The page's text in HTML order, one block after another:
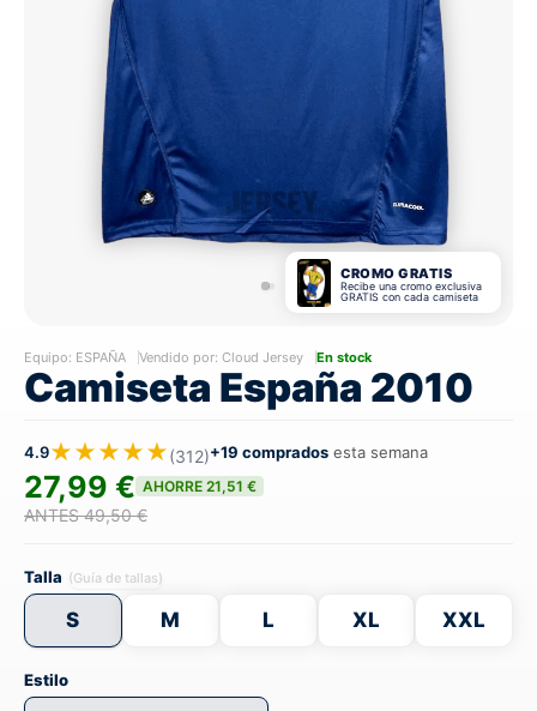
CROMO GRATIS
Recibe una cromo exclusiva
GRATIS con cada camiseta
Equipo: ESPAÑA Vendido por: Cloud Jersey En stock
Camiseta España 2010
4.9★★★★★(312)+19 comprados esta semana
27,99 € AHORRE 21,51 €
ANTES 49,50 €
Talla (Guía de tallas)
S M L XL XXL
Estilo